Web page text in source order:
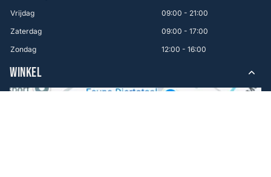
Vrijdag
09:00 - 21:00
Zaterdag
09:00 - 17:00
Zondag
12:00 - 16:00
WINKEL